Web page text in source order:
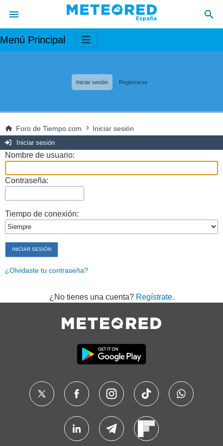
Menú Principal
Iniciar sesión Registrarse
Foro de Tiempo.com Iniciar sesión
Iniciar sesión
Nombre de usuario:
Contraseña:
Tiempo de conexión:
¿Olvidaste tu contraseña?
¿No tienes una cuenta? Regístrate.